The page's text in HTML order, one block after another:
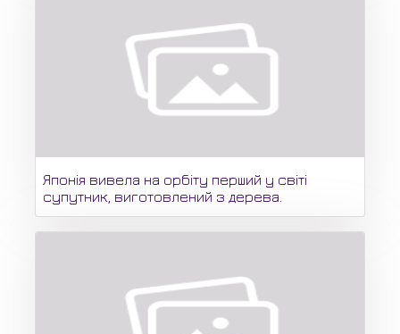
Японія вивела на орбіту перший у світі
супутник, виготовлений з дерева.